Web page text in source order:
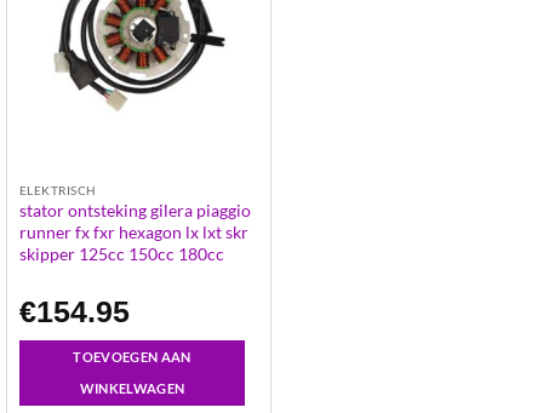
ELEKTRISCH
stator ontsteking gilera ​piaggio
runner fx fxr ​hexagon lx ​lxt skr
skipper 125cc 150cc 180cc
€154.95
TOEVOEGEN AAN
WINKELWAGEN